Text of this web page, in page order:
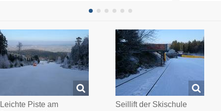
Leichte Piste am
Seillift der Skischule